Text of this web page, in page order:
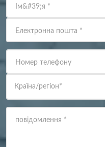
Ім&#39;я *
Електронна пошта *
Номер телефону
Країна/регіон*
повідомлення *